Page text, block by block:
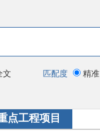
匹配度 精准
点工程项目